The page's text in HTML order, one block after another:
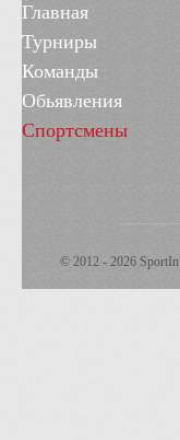
Главная
Турниры
Команды
Обьявления
Спортсмены
© 2012 - 2026